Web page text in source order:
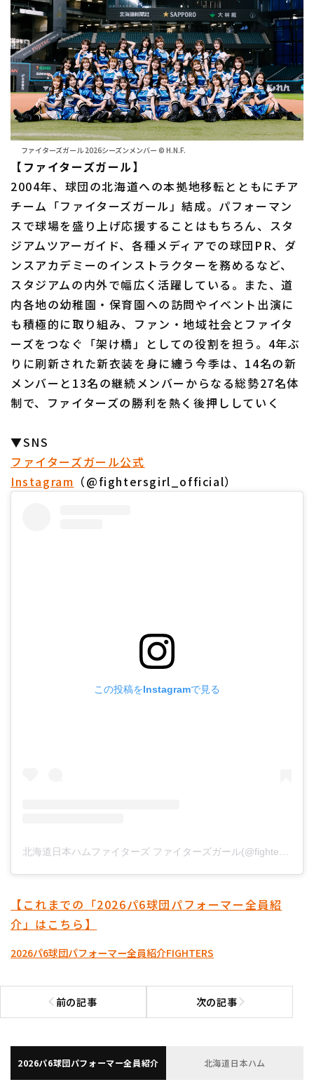
ファイターズガール 2026シーズンメンバー © H.N.F.
【ファイターズガール】
2004年、球団の北海道への本拠地移転とともにチア
チーム「ファイターズガール」結成。パフォーマン
スで球場を盛り上げ応援することはもちろん、スタ
ジアムツアーガイド、各種メディアでの球団PR、ダ
ンスアカデミーのインストラクターを務めるなど、
スタジアムの内外で幅広く活躍している。また、道
内各地の幼稚園・保育園への訪問やイベント出演に
も積極的に取り組み、ファン・地域社会とファイタ
ーズをつなぐ「架け橋」としての役割を担う。4年ぶ
りに刷新された新衣装を身に纏う今季は、14名の新
メンバーと13名の継続メンバーからなる総勢27名体
制で、ファイターズの勝利を熱く後押ししていく
▼SNS
ファイターズガール公式
Instagram （@fightersgirl_official）
この投稿をInstagramで見る
【これまでの「2026パ6球団パフォーマー全員紹
介」はこちら】
2026パ6球団パフォーマー全員紹介FIGHTERS
前の記事
前の記事へ 次の記事次の記事へ
2026パ6球団パフォーマー全員紹介 北海道日本ハム